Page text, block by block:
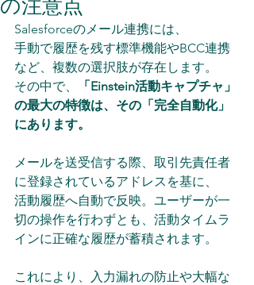
の注意点
Salesforceのメール連携には、
手動で履歴を残す標準機能やBCC連携
など、複数の選択肢が存在します。
その中で、
「Einstein活動キャプチャ」
の最大の特徴は、その「完全自動化」
にあります。
メールを送受信する際、取引先責任者
に登録されているアドレスを基に、
活動履歴へ自動で反映。ユーザーが一
切の操作を行わずとも、活動タイムラ
インに正確な履歴が蓄積されます。
これにより、入力漏れの防止や大幅な